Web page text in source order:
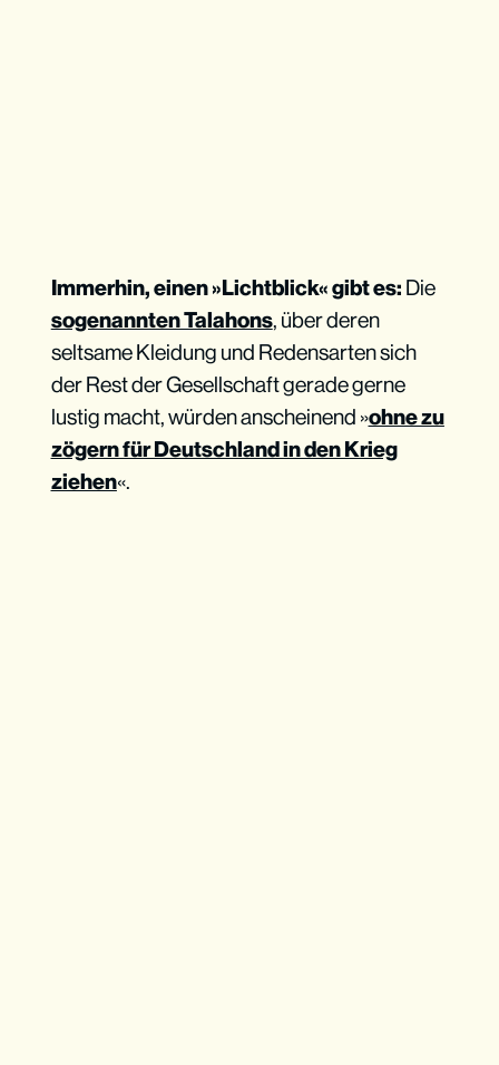
Immerhin, einen »Lichtblick« gibt es: Die
sogenannten Talahons, über deren
seltsame Kleidung und Redensarten sich
der Rest der Gesellschaft gerade gerne
lustig macht, würden anscheinend »ohne zu
zögern für Deutschland in den Krieg
ziehen«.